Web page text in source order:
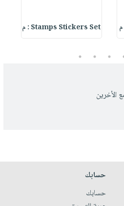
Stamps Stickers Set : م
3
4
5
الأخرين
حسابك
حسابك